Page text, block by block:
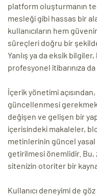
platform oluşturmanın
mesleği gibi hassas bir
kullanıcıların hem
süreçleri doğru bir
Yanlış ya da eksik bilgiler,
profesyonel itibarınıza
İçerik yönetimi
güncellenmesi
değişen ve gelişen bir
içerisindeki makaleler,
metinlerinin güncel
getirilmesi önemlidir.
sitenizin otoriter bir
Kullanıcı deneyimi de